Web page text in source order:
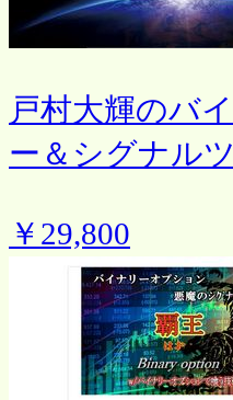
戸村大輝のバ
ー＆シグナル
￥29,800